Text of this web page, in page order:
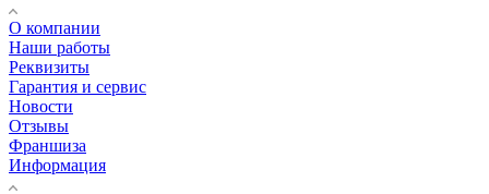
О компании
Наши работы
Реквизиты
Гарантия и сервис
Новости
Отзывы
Франшиза
Информация